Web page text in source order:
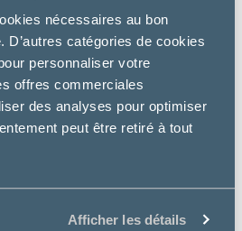
nécessaires au bon
D’autres catégories de cookies
personnaliser votre
offres commerciales
des analyses pour optimiser
peut être retiré à tout
Afficher les détails